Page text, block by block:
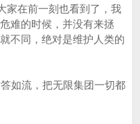
家在前一刻也看到了，我
难的时候，并没有来拯
不同，绝对是维护人类的
如流，把无限集团一切都